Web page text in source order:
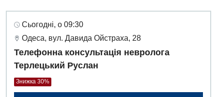
Сьогодні, о 09:30
Одеса, вул. Давида Ойстраха, 28
Телефонна консультація невролога
Терлецький Руслан
Знижка 30%